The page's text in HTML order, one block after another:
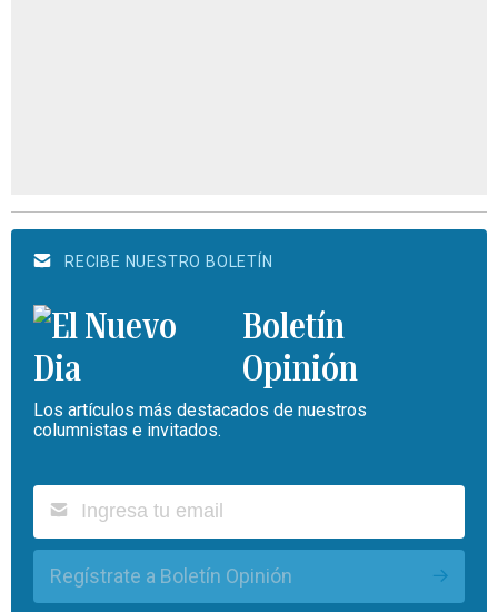
RECIBE NUESTRO BOLETÍN
Boletín
Opinión
Los artículos más destacados de nuestros
columnistas e invitados.
Regístrate a Boletín Opinión